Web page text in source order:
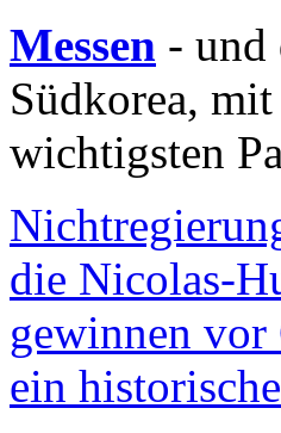
Messen - und
Südkorea,
wichtigsten
die Nicolas-
gewinnen vor
ein